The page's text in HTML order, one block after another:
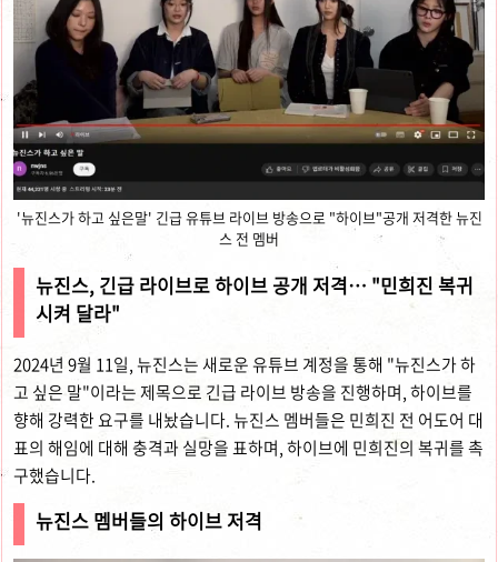
'뉴진스가 하고 싶은말' 긴급 유튜브 라이브 방송으로 "하이브"공개 저격한 뉴진
스 전 멤버
뉴진스, 긴급 라이브로 하이브 공개 저격… "민희진 복귀
시켜 달라"
2024년 9월 11일, 뉴진스는 새로운 유튜브 계정을 통해 "뉴진스가 하
고 싶은 말"이라는 제목으로 긴급 라이브 방송을 진행하며, 하이브를
향해 강력한 요구를 내놨습니다. 뉴진스 멤버들은 민희진 전 어도어 대
표의 해임에 대해 충격과 실망을 표하며, 하이브에 민희진의 복귀를 촉
구했습니다.
뉴진스 멤버들의 하이브 저격